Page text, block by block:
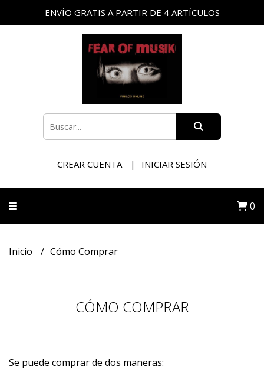
ENVÍO GRATIS A PARTIR DE 4 ARTÍCULOS
CREAR CUENTA INICIAR SESIÓN
0
Inicio Cómo Comprar
CÓMO COMPRAR
Se puede comprar de dos maneras: